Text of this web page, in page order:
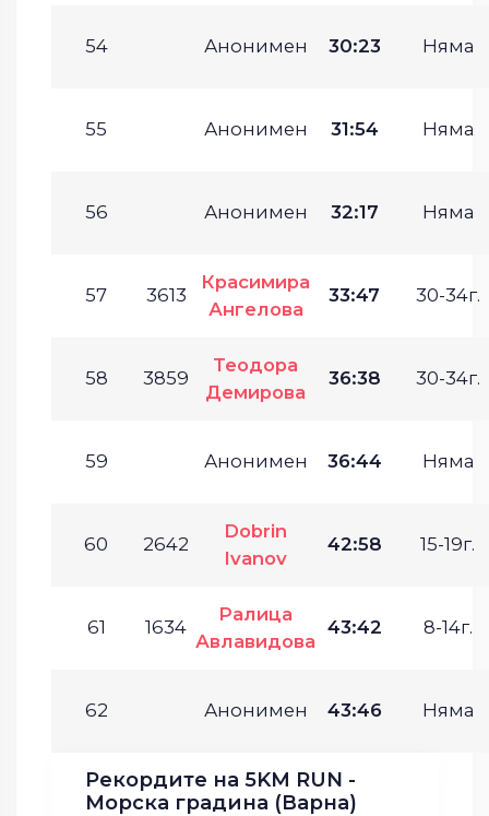
54 Анонимен 30:23 Няма
55 Анонимен 31:54 Няма
56 Анонимен 32:17 Няма
57 3613
Красимира
Ангелова
33:47 30-34г.
58 3859
Теодора
Демирова
36:38 30-34г.
59 Анонимен 36:44 Няма
60 2642
Dobrin
Ivanov
42:58 15-19г.
61 1634
Ралица
Авлавидова
43:42 8-14г.
62 Анонимен 43:46 Няма
Рекордите на 5KM RUN -
Морска градина (Варна)